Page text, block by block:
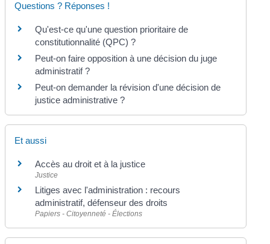
Questions ? Réponses !
Qu'est-ce qu'une question prioritaire de
constitutionnalité (QPC) ?
Peut-on faire opposition à une décision du juge
administratif ?
Peut-on demander la révision d'une décision de
justice administrative ?
Et aussi
Accès au droit et à la justice
Justice
Litiges avec l'administration : recours
administratif, défenseur des droits
Papiers - Citoyenneté - Élections